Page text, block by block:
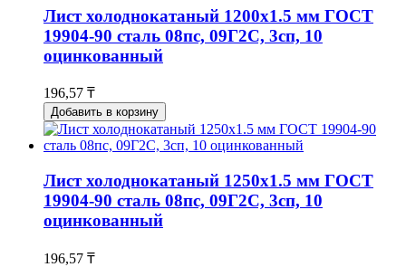
Лист холоднокатаный 1200x1.5 мм ГОСТ
19904-90 сталь 08пс, 09Г2С, 3сп, 10
оцинкованный
196,57 ₸
Добавить в корзину
Лист холоднокатаный 1250x1.5 мм ГОСТ
19904-90 сталь 08пс, 09Г2С, 3сп, 10
оцинкованный
196,57 ₸